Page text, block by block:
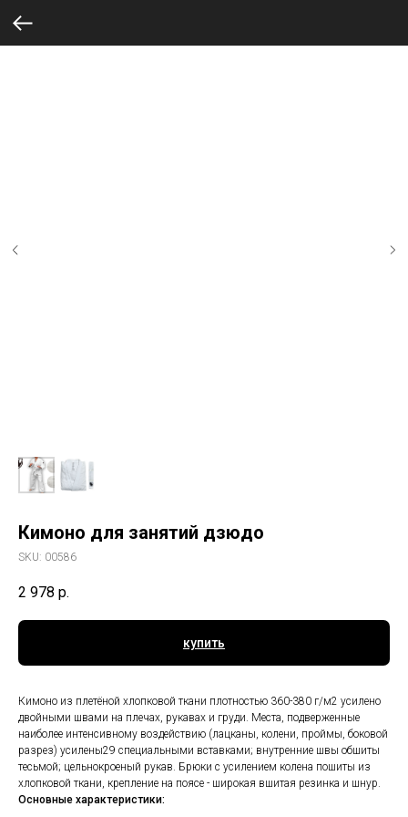
Кимоно для занятий дзюдо
SKU: 00586
2 978 р.
купить
Кимоно из плетёной хлопковой ткани плотностью 360-380 г/м2 усилено
двойными швами на плечах, рукавах и груди. Места, подверженные
наиболее интенсивному воздействию (лацканы, колени, проймы, боковой
разрез) усилены29 специальными вставками; внутренние швы обшиты
тесьмой; цельнокроеный рукав. Брюки с усилением колена пошиты из
хлопковой ткани, крепление на поясе - широкая вшитая резинка и шнур.
Основные характеристики: